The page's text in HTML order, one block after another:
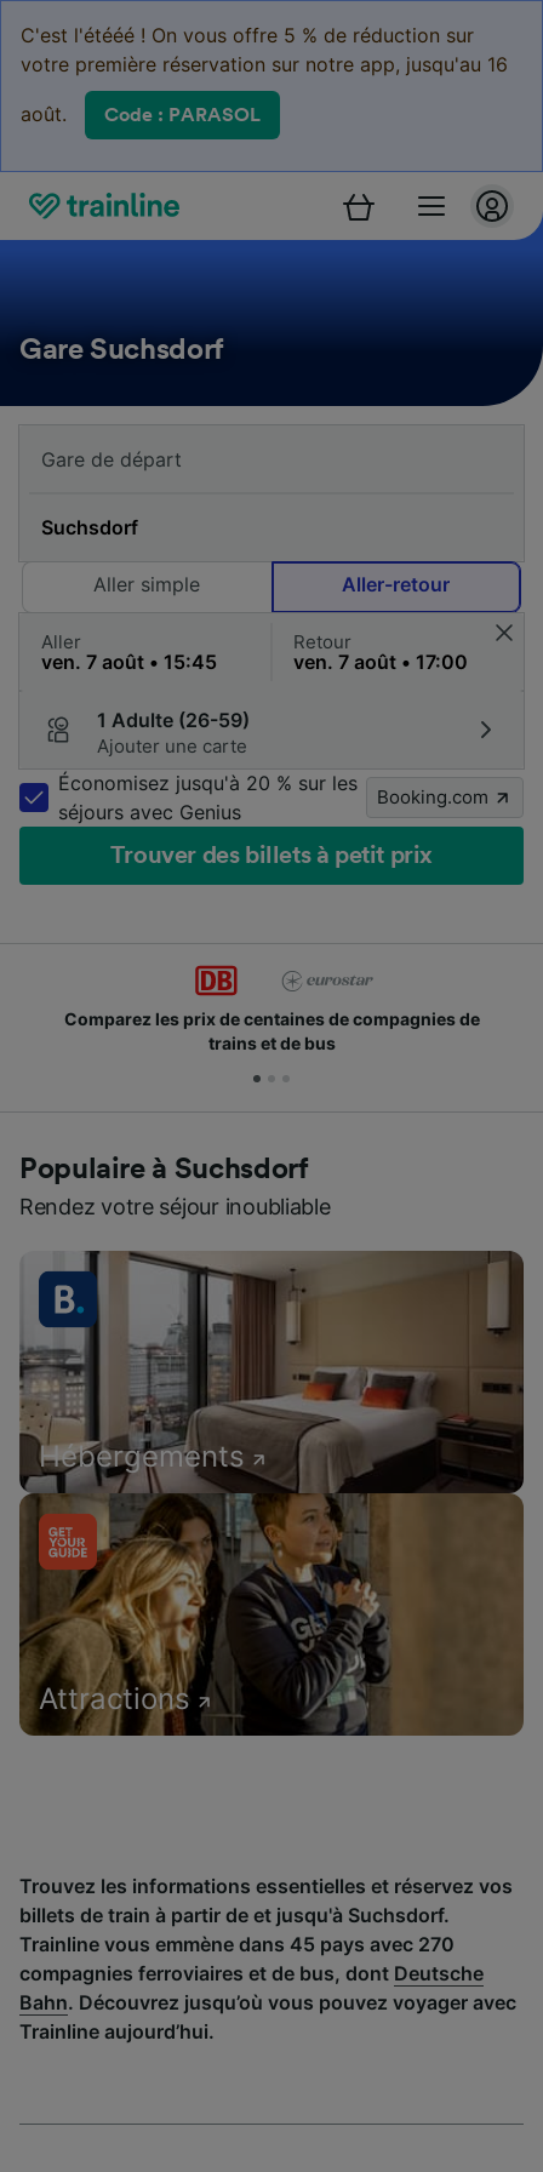
C'est l'étééé ! On vous offre 5 % de réduction sur
votre première réservation sur notre app, jusqu'au 16
août. Code : PARASOL
Gare Suchsdorf
Aller simple Aller-retour
Aller Retour
1 Adulte (26-59)
Ajouter une carte
Économisez jusqu'à 20 % sur les
séjours avec Genius
Booking.com
Trouver des billets à petit prix
Comparez les prix de centaines de compagnies de
trains et de bus
Populaire à Suchsdorf
Rendez votre séjour inoubliable
Hébergements
Attractions
Trouvez les informations essentielles et réservez vos
billets de train à partir de et jusqu'à Suchsdorf.
Trainline vous emmène dans 45 pays avec 270
compagnies ferroviaires et de bus, dont Deutsche
Bahn. Découvrez jusqu’où vous pouvez voyager avec
Trainline aujourd’hui.